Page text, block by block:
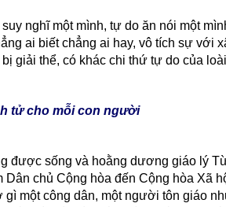
nghĩ một mình, tự do ăn nói một
ai biết chẳng ai hay, vô tích sự với
giải thể, có khác chi thứ tự do của
tử cho mỗi con người
được sống và hoằng dương giáo lý
chủ Cộng hòa đến Cộng hòa Xã
một công dân, một người tôn giáo